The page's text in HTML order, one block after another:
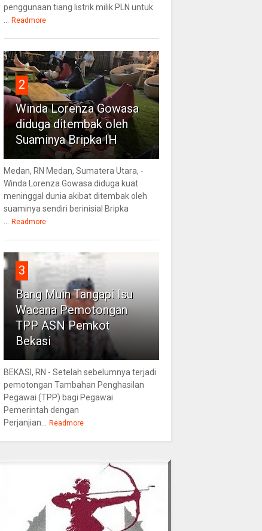
penggunaan tiang listrik milik PLN untuk
Readmore
2
Winda Lorenza Gowasa
diduga ditembak oleh
Suaminya Bripka IH
Medan, RN Medan, Sumatera Utara, -
Winda Lorenza Gowasa diduga kuat
meninggal dunia akibat ditembak oleh
suaminya sendiri berinisial Bripka
Readmore
3
Bang Muin Tangapi Isu
Wacana Pemotongan
TPP ASN Pemkot
Bekasi
BEKASI, RN - Setelah sebelumnya terjadi
pemotongan Tambahan Penghasilan
Pegawai (TPP) bagi Pegawai
Pemerintah dengan
Perjanjian...
Readmore